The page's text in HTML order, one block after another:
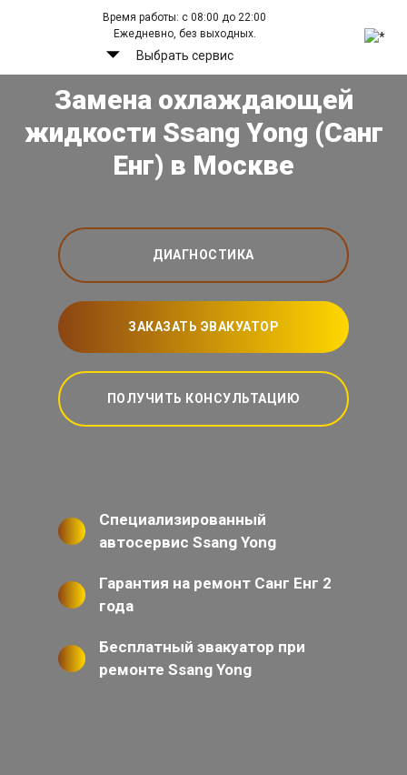
Время работы: с 08:00 до 22:00
Ежедневно, без выходных.
Выбрать сервис
Замена охлаждающей
жидкости Ssang Yong (Санг
Енг) в Москве
ДИАГНОСТИКА
ЗАКАЗАТЬ ЭВАКУАТОР
ПОЛУЧИТЬ КОНСУЛЬТАЦИЮ
Специализированный
автосервис Ssang Yong
Гарантия на ремонт Санг Енг 2
года
Бесплатный эвакуатор при
ремонте Ssang Yong